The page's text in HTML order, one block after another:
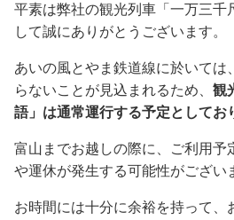
平素は弊社の観光列車「一万三千
して誠にありがとうございます。
あいの風とやま鉄道線に於いては
らないことが見込まれるため、 観
語」は通常運行する予定としてお
富山までお越しの際に、ご利用予
や運休が発生する可能性がござい
お時間には十分に余裕を持って、